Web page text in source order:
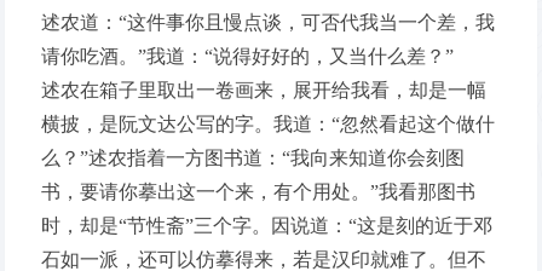
述农道：“这件事你且慢点谈，可否代我当一个差，我
请你吃酒。”我道：“说得好好的，又当什么差？”
述农在箱子里取出一卷画来，展开给我看，却是一幅
横披，是阮文达公写的字。我道：“忽然看起这个做什
么？”述农指着一方图书道：“我向来知道你会刻图
书，要请你摹出这一个来，有个用处。”我看那图书
时，却是“节性斋”三个字。因说道：“这是刻的近于邓
石如一派，还可以仿摹得来，若是汉印就难了。但不